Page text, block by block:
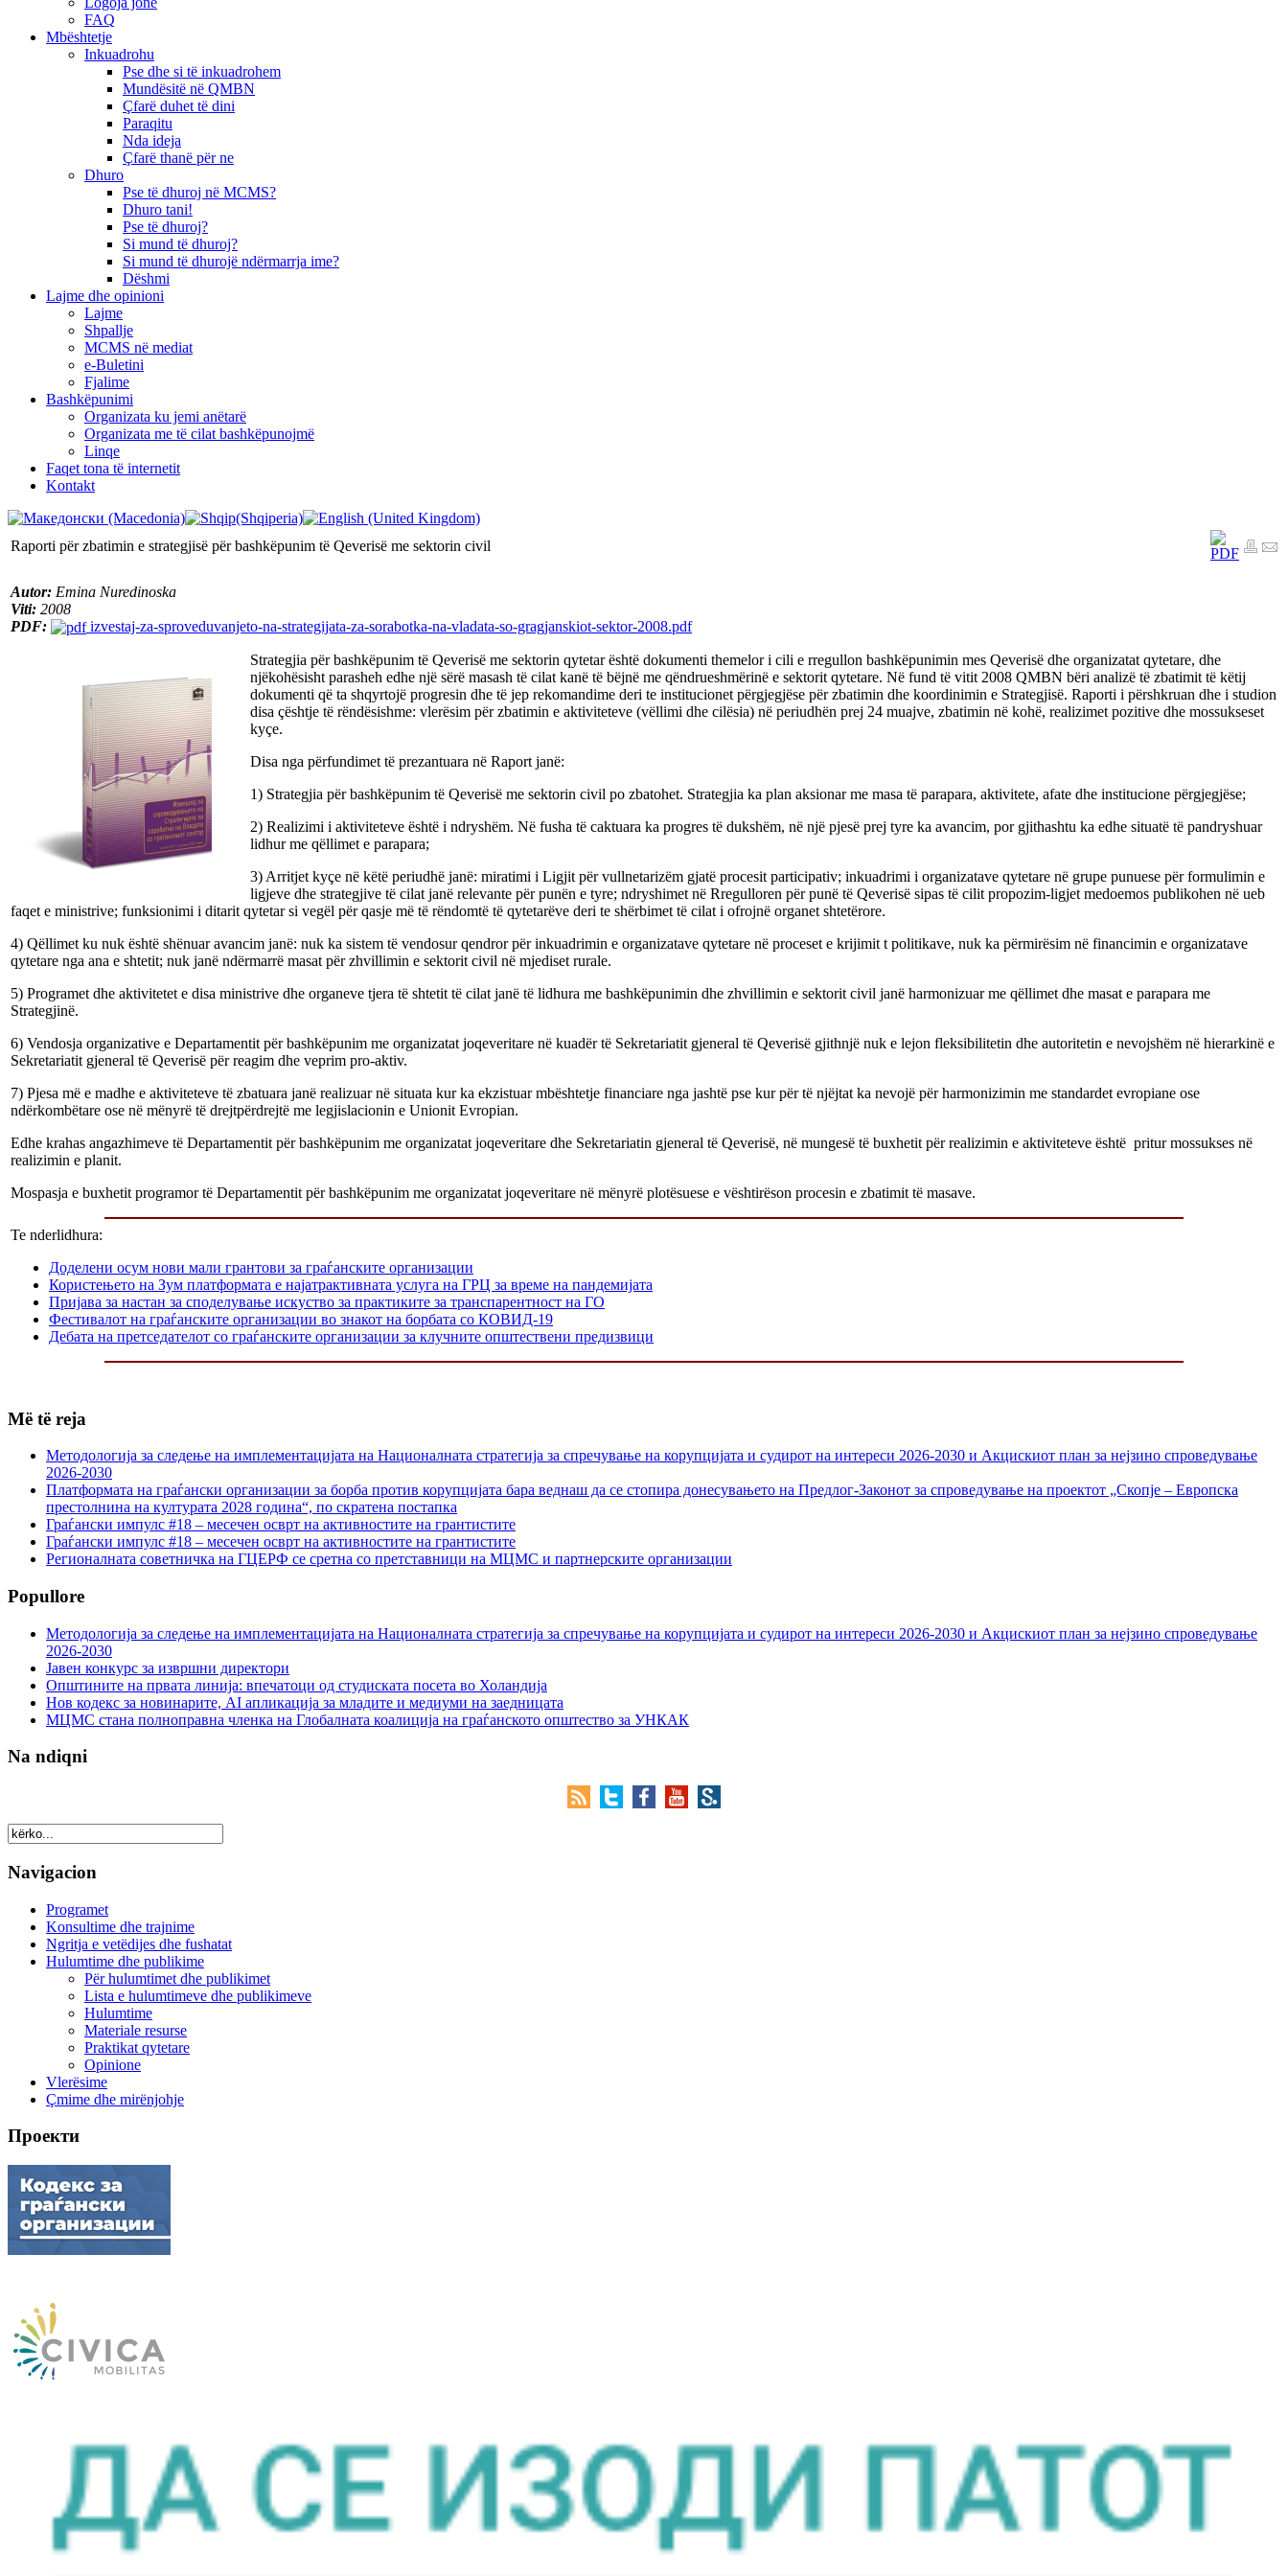
FAQ
Mbështetje
Inkuadrohu
Pse dhe si të inkuadrohem
Mundësitë në QMBN
Çfarë duhet të dini
Paraqitu
Nda ideja
Çfarë thanë për ne
Dhuro
Pse të dhuroj në MCMS?
Dhuro tani!
Pse të dhuroj?
Si mund të dhuroj?
Si mund të dhurojë ndërmarrja ime?
Dëshmi
Lajme dhe opinioni
Lajme
Shpallje
MCMS në mediat
e-Buletini
Fjalime
Bashkëpunimi
Organizata ku jemi anëtarë
Organizata me të cilat bashkëpunojmë
Linqe
Faqet tona të internetit
Kontakt
Raporti për zbatimin e strategjisë për bashkëpunim të Qeverisë me sektorin civil
Autor: Emina Nuredinoska
Viti: 2008
PDF:
izvestaj-za-sproveduvanjeto-na-strategijata-za-sorabotka-na-vladata-so-gragjanskiot-sektor-2008.pdf
Strategjia për bashkëpunim të Qeverisë me sektorin qytetar është dokumenti themelor i cili e rregullon bashkëpunimin mes Qeverisë dhe organizatat qytetare, dhe
njëkohësisht parasheh edhe një sërë masash të cilat kanë të bëjnë me qëndrueshmërinë e sektorit qytetare. Në fund të vitit 2008 QMBN bëri analizë të zbatimit të këtij
dokumenti që ta shqyrtojë progresin dhe të jep rekomandime deri te institucionet përgjegjëse për zbatimin dhe koordinimin e Strategjisë. Raporti i përshkruan dhe i studion
disa çështje të rëndësishme: vlerësim për zbatimin e aktiviteteve (vëllimi dhe cilësia) në periudhën prej 24 muajve, zbatimin në kohë, realizimet pozitive dhe mossukseset
kyçe.
Disa nga përfundimet të prezantuara në Raport janë:
1) Strategjia për bashkëpunim të Qeverisë me sektorin civil po zbatohet. Strategjia ka plan aksionar me masa të parapara, aktivitete, afate dhe institucione përgjegjëse;
2) Realizimi i aktiviteteve është i ndryshëm. Në fusha të caktuara ka progres të dukshëm, në një pjesë prej tyre ka avancim, por gjithashtu ka edhe situatë të pandryshuar
lidhur me qëllimet e parapara;
3) Arritjet kyçe në këtë periudhë janë: miratimi i Ligjit për vullnetarizëm gjatë procesit participativ; inkuadrimi i organizatave qytetare në grupe punuese për formulimin e
ligjeve dhe strategjive të cilat janë relevante për punën e tyre; ndryshimet në Rregulloren për punë të Qeverisë sipas të cilit propozim-ligjet medoemos publikohen në ueb
faqet e ministrive; funksionimi i ditarit qytetar si vegël për qasje më të rëndomtë të qytetarëve deri te shërbimet të cilat i ofrojnë organet shtetërore.
4) Qëllimet ku nuk është shënuar avancim janë: nuk ka sistem të vendosur qendror për inkuadrimin e organizatave qytetare në proceset e krijimit t politikave, nuk ka përmirësim në financimin e organizatave
qytetare nga ana e shtetit; nuk janë ndërmarrë masat për zhvillimin e sektorit civil në mjediset rurale.
5) Programet dhe aktivitetet e disa ministrive dhe organeve tjera të shtetit të cilat janë të lidhura me bashkëpunimin dhe zhvillimin e sektorit civil janë harmonizuar me qëllimet dhe masat e parapara me
Strategjinë.
6) Vendosja organizative e Departamentit për bashkëpunim me organizatat joqeveritare në kuadër të Sekretariatit gjeneral të Qeverisë gjithnjë nuk e lejon fleksibilitetin dhe autoritetin e nevojshëm në hierarkinë e
Sekretariatit gjeneral të Qeverisë për reagim dhe veprim pro-aktiv.
7) Pjesa më e madhe e aktiviteteve të zbatuara janë realizuar në situata kur ka ekzistuar mbështetje financiare nga jashtë pse kur për të njëjtat ka nevojë për harmonizimin me standardet evropiane ose
ndërkombëtare ose në mënyrë të drejtpërdrejtë me legjislacionin e Unionit Evropian.
Edhe krahas angazhimeve të Departamentit për bashkëpunim me organizatat joqeveritare dhe Sekretariatin gjeneral të Qeverisë, në mungesë të buxhetit për realizimin e aktiviteteve është pritur mossukses në
realizimin e planit.
Mospasja e buxhetit programor të Departamentit për bashkëpunim me organizatat joqeveritare në mënyrë plotësuese e vështirëson procesin e zbatimit të masave.
Te nderlidhura:
Доделени осум нови мали грантови за граѓанските организации
Користењето на Зум платформата е најатрактивната услуга на ГРЦ за време на пандемијата
Пријава за настан за споделување искуство за практиките за транспарентност на ГО
Фестивалот на граѓанските организации во знакот на борбата со КОВИД-19
Дебата на претседателот со граѓанските организации за клучните општествени предизвици
Më të reja
Методологија за следење на имплементацијата на Националната стратегија за спречување на корупцијата и судирот на интереси 2026-2030 и Акцискиот план за нејзино спроведување
2026-2030
Платформата на граѓански организации за борба против корупцијата бара веднаш да се стопира донесувањето на Предлог-Законот за спроведување на проектот „Скопје – Европска
престолнина на културата 2028 година“, по скратена постапка
Граѓански импулс #18 – месечен осврт на активностите на грантистите
Граѓански импулс #18 – месечен осврт на активностите на грантистите
Регионалната советничка на ГЦЕРФ се сретна со претставници на МЦМС и партнерските организации
Popullore
Методологија за следење на имплементацијата на Националната стратегија за спречување на корупцијата и судирот на интереси 2026-2030 и Акцискиот план за нејзино спроведување
2026-2030
Јавен конкурс за извршни директори
Општините на првата линија: впечатоци од студиската посета во Холандија
Нов кодекс за новинарите, AI апликација за младите и медиуми на заедницата
МЦМС стана полноправна членка на Глобалната коалиција на граѓанското општество за УНКАК
Na ndiqni
Navigacion
Programet
Konsultime dhe trajnime
Ngritja e vetëdijes dhe fushatat
Hulumtime dhe publikime
Për hulumtimet dhe publikimet
Lista e hulumtimeve dhe publikimeve
Hulumtime
Materiale resurse
Praktikat qytetare
Opinione
Vlerësime
Çmime dhe mirënjohje
Проекти